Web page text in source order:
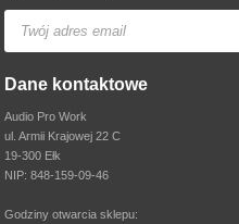
Dane kontaktowe
Audio Pro Work
ul. Armii Krajowej 22 C
19-300 Ełk
NIP: 848-159-09-46
Godziny otwarcia sklepu: